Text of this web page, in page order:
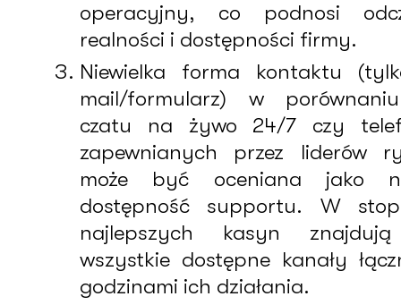
operacyjny, co podnosi
realności i dostępności firmy.
Niewielka forma kontaktu
mail/formularz) w
czatu na żywo 24/7 czy
zapewnianych przez liderów
może być oceniana jako
dostępność supportu. W
najlepszych kasyn
wszystkie dostępne kanały
godzinami ich działania.